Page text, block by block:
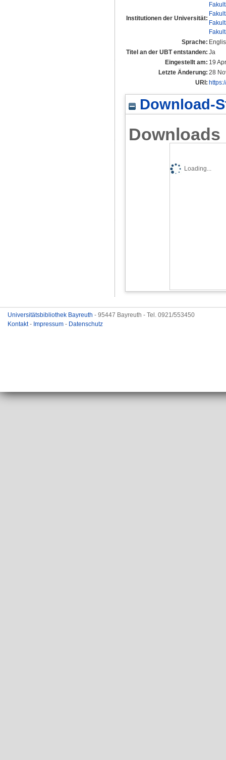
Institutionen der Universität:
Sprache:
Titel an der UBT entstanden: Ja
Eingestellt am: 19
Letzte Änderung: 28
URI:
Download-
Downloads
Loading...
Universitätsbibliothek Bayreuth - 95447 Bayreuth - Tel. 0921/553450
Kontakt- Impressum - Datenschutz